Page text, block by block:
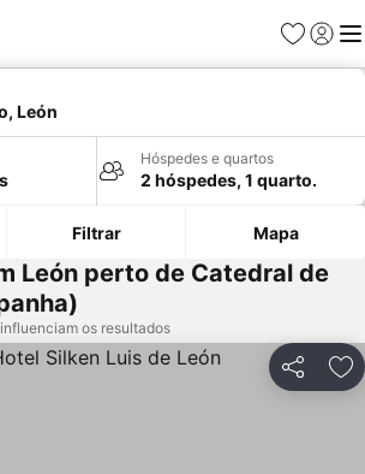
Favoritos
Iniciar
León
Hóspedes e quartos
2 hóspedes, 1 quarto.
Filtrar Mapa
León perto de Catedral de
os resultados
Partilhar